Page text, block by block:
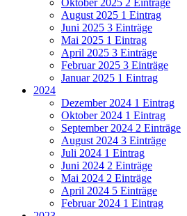
Oktober 2025 2 Einträge
August 2025 1 Eintrag
Juni 2025 3 Einträge
Mai 2025 1 Eintrag
April 2025 3 Einträge
Februar 2025 3 Einträge
Januar 2025 1 Eintrag
2024
Dezember 2024 1 Eintrag
Oktober 2024 1 Eintrag
September 2024 2 Einträge
August 2024 3 Einträge
Juli 2024 1 Eintrag
Juni 2024 2 Einträge
Mai 2024 2 Einträge
April 2024 5 Einträge
Februar 2024 1 Eintrag